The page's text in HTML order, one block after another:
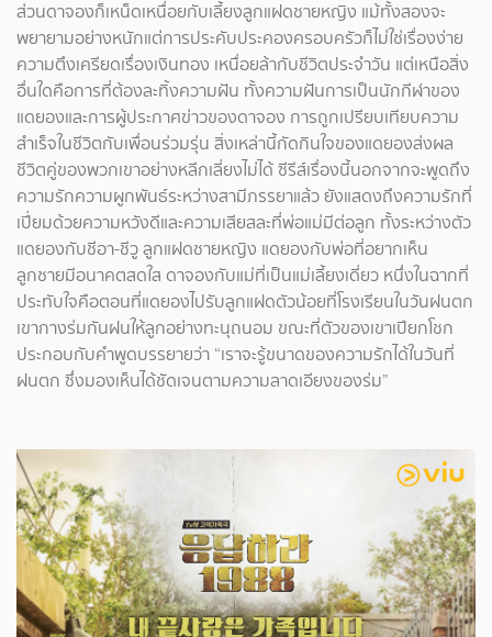
ส่วนดาจองก็เหน็ดเหนื่อยกับเลี้ยงลูกแฝดชายหญิง แม้ทั้งสองจะ
พยายามอย่างหนักแต่การประคับประคองครอบครัวก็ไม่ใช่เรื่องง่าย
ความตึงเครียดเรื่องเงินทอง เหนื่อยล้ากับชีวิตประจำวัน แต่เหนือสิ่ง
อื่นใดคือการที่ต้องละทิ้งความฝัน ทั้งความฝันการเป็นนักกีฬาของ
แดยองและการผู้ประกาศข่าวของดาจอง การถูกเปรียบเทียบความ
สำเร็จในชีวิตกับเพื่อนร่วมรุ่น สิ่งเหล่านี้กัดกินใจของแดยองส่งผล
ชีวิตคู่ของพวกเขาอย่างหลีกเลี่ยงไม่ได้ ซีรีส์เรื่องนี้นอกจากจะพูดถึง
ความรักความผูกพันธ์ระหว่างสามีภรรยาแล้ว ยังแสดงถึงความรักที่
เปี่ยมด้วยความหวังดีและความเสียสละที่พ่อแม่มีต่อลูก ทั้งระหว่างตัว
แดยองกับชีอา-ชีวู ลูกแฝดชายหญิง แดยองกับพ่อที่อยากเห็น
ลูกชายมีอนาคตสดใส ดาจองกับแม่ที่เป็นแม่เลี้ยงเดี่ยว หนึ่งในฉากที่
ประทับใจคือตอนที่แดยองไปรับลูกแฝดตัวน้อยที่โรงเรียนในวันฝนตก
เขากางร่มกันฝนให้ลูกอย่างทะนุถนอม ขณะที่ตัวของเขาเปียกโชก
ประกอบกับคำพูดบรรยายว่า “เราจะรู้ขนาดของความรักได้ในวันที่
ฝนตก ซึ่งมองเห็นได้ชัดเจนตามความลาดเอียงของร่ม”